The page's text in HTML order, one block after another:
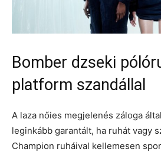
Bomber dzseki
platform szandállal
A laza nőies megjelenés záloga
leginkább garantált, ha ruhát vagy
Champion ruháival kellemesen